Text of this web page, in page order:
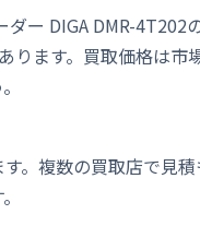
ー DIGA DMR-
ります。買取価格は
。複数の買取店で見